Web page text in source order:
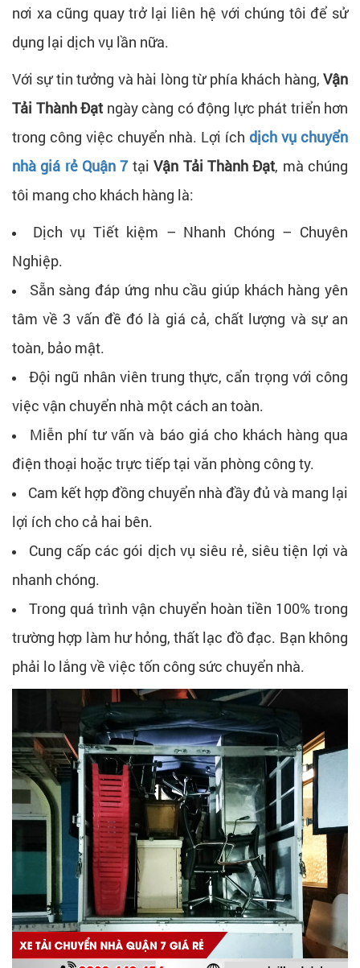
nơi xa cũng quay trở lại liên hệ với chúng tôi để sử
dụng lại dịch vụ lần nữa.
Với sự tin tưởng và hài lòng từ phía khách hàng, Vận
Tải Thành Đạt ngày càng có động lực phát triển hơn
trong công việc chuyển nhà. Lợi ích dịch vụ chuyển
nhà giá rẻ Quận 7 tạiVận Tải Thành Đạt, mà chúng
tôi mang cho khách hàng là:
Dịch vụ Tiết kiệm – Nhanh Chóng – Chuyên
Nghiệp.
Sẵn sàng đáp ứng nhu cầu giúp khách hàng yên
tâm về 3 vấn đề đó là giá cả, chất lượng và sự an
toàn, bảo mật.
Đội ngũ nhân viên trung thực, cẩn trọng với công
việc vận chuyển nhà một cách an toàn.
Miễn phí tư vấn và báo giá cho khách hàng qua
điện thoại hoặc trực tiếp tại văn phòng công ty.
Cam kết hợp đồng chuyển nhà đầy đủ và mang lại
lợi ích cho cả hai bên.
Cung cấp các gói dịch vụ siêu rẻ, siêu tiện lợi và
nhanh chóng.
Trong quá trình vận chuyển hoàn tiền 100% trong
trường hợp làm hư hỏng, thất lạc đồ đạc. Bạn không
phải lo lắng về việc tốn công sức chuyển nhà.